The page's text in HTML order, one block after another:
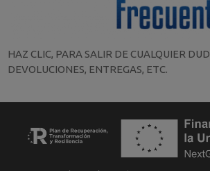
HAZ CLIC, PARA SALIR DE CUALQUIER
DEVOLUCIONES, ENTREGAS, ETC.